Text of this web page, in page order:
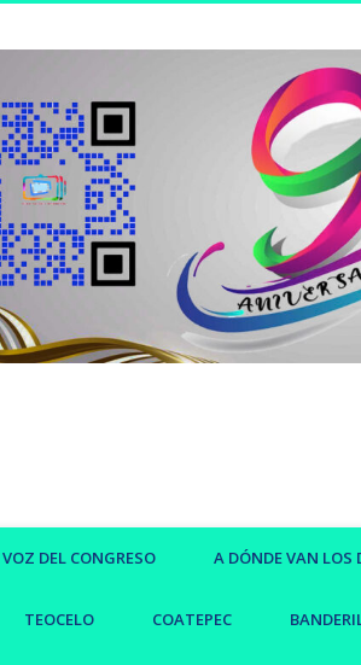
con visión joven.
DEL CONGRESO A DÓNDE VAN LOS
TEOCELO COATEPEC